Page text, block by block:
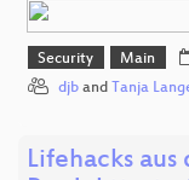
Security Main
djb and Tanja
Lifehacks